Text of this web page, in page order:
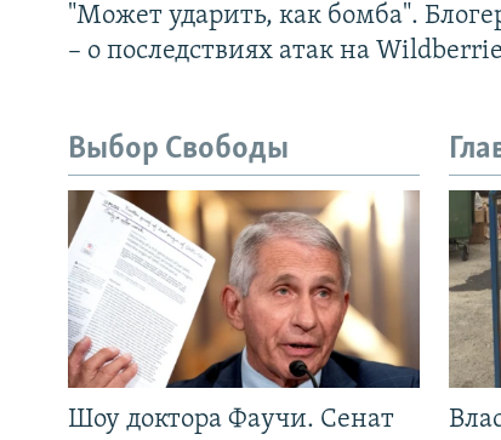
"Может ударить, как бомба".
– о последствиях атак на
Выбор Свободы
Шоу доктора Фаучи. Сенат